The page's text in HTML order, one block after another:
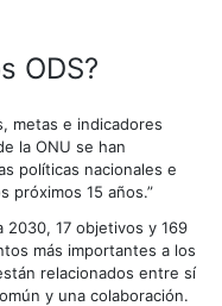
ODS?
metas e indicadores
la ONU se han
políticas nacionales e
próximos 15 años.”
2030, 17 objetivos y 169
más importantes a los
relacionados entre sí
y una colaboración.